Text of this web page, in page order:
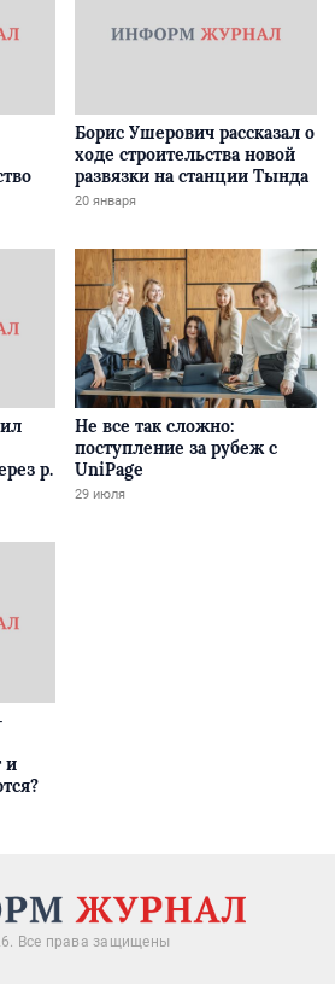
Борис Ушерович рассказал о
ходе строительства новой
развязки на станции Тында
20 января
р.
Не все так сложно:
поступление за рубеж с
UniPage
29 июля
и
Все права защищены